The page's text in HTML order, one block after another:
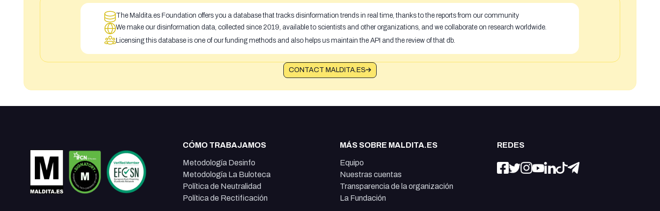
The Maldita.es Foundation offers you a database that tracks disinformation trends in real time, thanks to the reports from our community
We make our disinformation data, collected since 2019, available to scientists and other organizations, and we collaborate on research worldwide.
Licensing this database is one of our funding methods and also helps us maintain the API and the review of that db.
CONTACT MALDITA.ES
CÓMO TRABAJAMOS
Metodología Desinfo
Metodología La Buloteca
Política de Neutralidad
Política de Rectificación
MÁS SOBRE MALDITA.ES
Equipo
Nuestras cuentas
Transparencia de la organización
La Fundación
REDES